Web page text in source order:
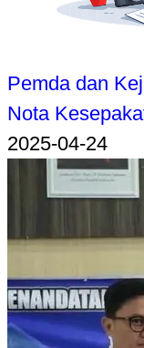
Pemda dan
Nota
2025-04-24